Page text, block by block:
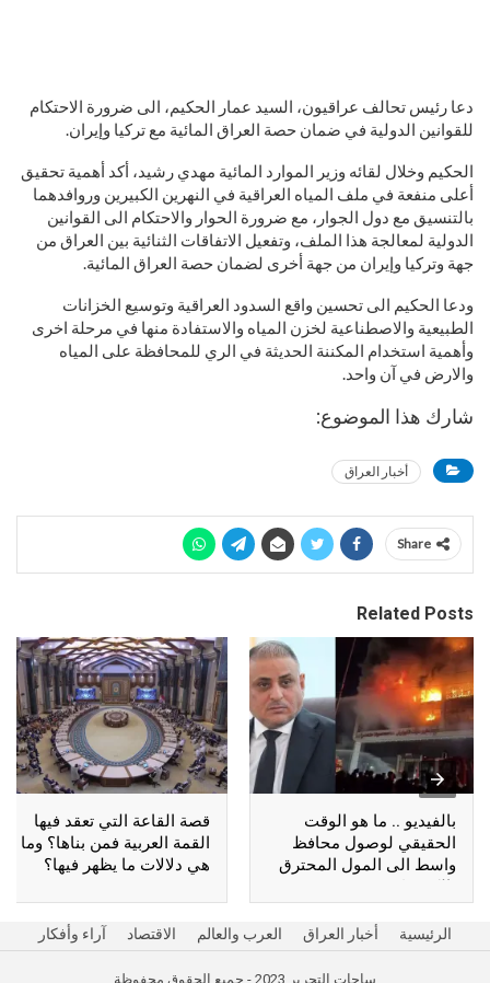
دعا رئيس تحالف عراقيون، السيد عمار الحكيم، الى ضرورة الاحتكام
للقوانين الدولية في ضمان حصة العراق المائية مع تركيا وإيران.
الحكيم وخلال لقائه وزير الموارد المائية مهدي رشيد، أكد أهمية تحقيق
أعلى منفعة في ملف المياه العراقية في النهرين الكبيرين وروافدهما
بالتنسيق مع دول الجوار، مع ضرورة الحوار والاحتكام الى القوانين
الدولية لمعالجة هذا الملف، وتفعيل الاتفاقات الثنائية بين العراق من
جهة وتركيا وإيران من جهة أخرى لضمان حصة العراق المائية.
ودعا الحكيم الى تحسين واقع السدود العراقية وتوسيع الخزانات
الطبيعية والاصطناعية لخزن المياه والاستفادة منها في مرحلة اخرى
وأهمية استخدام المكننة الحديثة في الري للمحافظة على المياه
والارض في آن واحد.
شارك هذا الموضوع:
أخبار العراق
Share
Related Posts
بالفيديو .. ما هو الوقت
الحقيقي لوصول محافظ
واسط الى المول المحترق
بالكوت؟
قصة القاعة التي تعقد فيها
القمة العربية فمن بناها؟ وما
هي دلالات ما يظهر فيها؟
الرئيسية أخبار العراق العرب والعالم الاقتصاد آراء وأفكار
ساحات التحرير 2023 - جميع الحقوق محفوظة